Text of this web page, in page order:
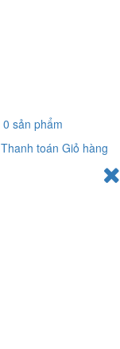
0 sản phẩm
Thanh toán Giỏ hàng